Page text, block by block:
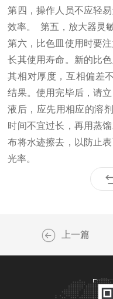
第四，操作人员不应轻
效率。 第五，放大器灵
第六，比色皿使用时要
长其使用寿命。新的比
其相对厚度，互相偏差
结果。使用完毕后，请
液后，应先用相应的溶
时间不宜过长，再用蒸
布将水迹擦去，以防止
光率。
上一篇